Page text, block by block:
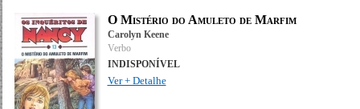
O Mistério do Amuleto de Marfim
Carolyn Keene
Verbo
INDISPONÍVEL
Ver + Detalhe